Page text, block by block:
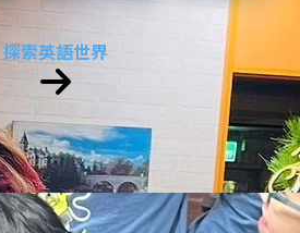
探索英語世界